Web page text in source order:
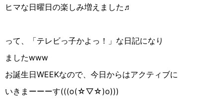
ヒマな日曜日の楽しみ増えました♬
って、「テレビっ子かよっ！」な日記になり
ましたwww
お誕生日WEEKなので、今日からはアクティブに
いきまーーーす(((ο(☆︎▽︎☆︎)ο)))